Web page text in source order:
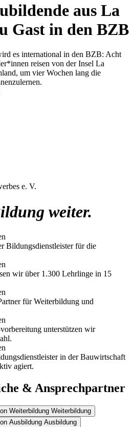
aus La
Gast in den BZB
es international in den BZB: Acht
reisen von der Insel La
um vier Wochen lang die
e. V.
weiter.
Bildungsdienstleister für die
wir über 1.300 Lehrlinge in 15
für Weiterbildung und
unterstützen wir
in der Bauwirtschaft
agiert.
& Ansprechpartner
Weiterbildung
Ausbildung